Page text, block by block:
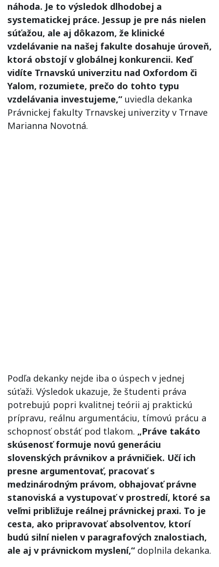
náhoda. Je to výsledok dlhodobej a
systematickej práce. Jessup je pre nás nielen
súťažou, ale aj dôkazom, že klinické
vzdelávanie na našej fakulte dosahuje úroveň,
ktorá obstojí v globálnej konkurencii. Keď
vidíte Trnavskú univerzitu nad Oxfordom či
Yalom, rozumiete, prečo do tohto typu
vzdelávania investujeme,“ uviedla dekanka
Právnickej fakulty Trnavskej univerzity v Trnave
Marianna Novotná.
Podľa dekanky nejde iba o úspech v jednej
súťaži. Výsledok ukazuje, že študenti práva
potrebujú popri kvalitnej teórii aj praktickú
prípravu, reálnu argumentáciu, tímovú prácu a
schopnosť obstáť pod tlakom. „Práve takáto
skúsenosť formuje novú generáciu
slovenských právnikov a právničiek. Učí ich
presne argumentovať, pracovať s
medzinárodným právom, obhajovať právne
stanoviská a vystupovať v prostredí, ktoré sa
veľmi približuje reálnej právnickej praxi. To je
cesta, ako pripravovať absolventov, ktorí
budú silní nielen v paragrafových znalostiach,
ale aj v právnickom myslení,“ doplnila dekanka.